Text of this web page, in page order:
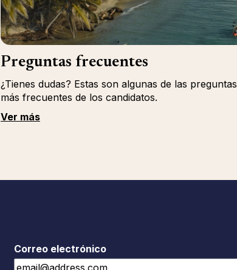
Preguntas frecuentes
¿Tienes dudas? Estas son algunas de las preguntas
más frecuentes de los candidatos.
Ver más
Correo electrónico